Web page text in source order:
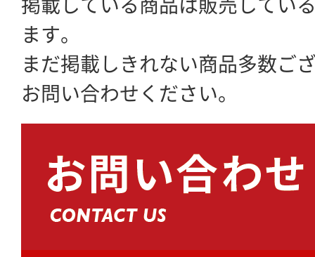
掲載している商品は販売してい
ます。
まだ掲載しきれない商品多数ご
お問い合わせください。